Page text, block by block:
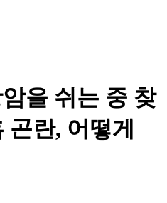
을 쉬는 중 찾
곤란, 어떻게